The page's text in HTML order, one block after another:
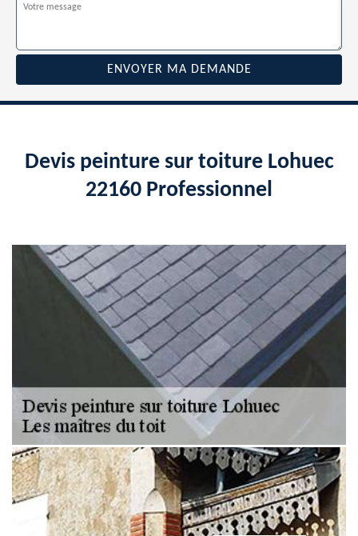
Devis peinture sur toiture Lohuec
22160 Professionnel